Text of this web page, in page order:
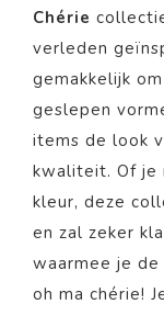
Chérie
verleden
gemakkelijk
geslepen
items de look
kwaliteit. Of je
kleur, deze
en zal zeker
waarmee je de
oh ma chérie!